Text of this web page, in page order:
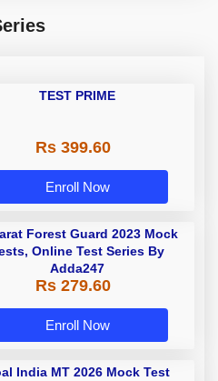
TEST PRIME
Rs 399.60
Enroll Now
Forest Guard 2023 Mock
Online Test Series By
Adda247
Rs 279.60
Enroll Now
India MT 2026 Mock Test